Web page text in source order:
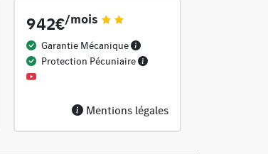
942€/mois
Garantie Mécanique
Protection Pécuniaire
Mentions légales